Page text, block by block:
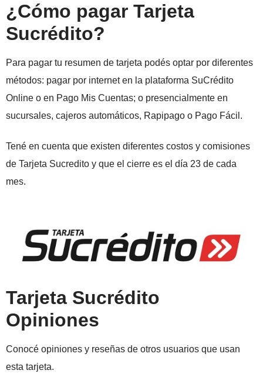
¿Cómo pagar Tarjeta
Sucrédito?
Para pagar tu resumen de tarjeta podés optar por diferentes
métodos: pagar por internet en la plataforma SuCrédito
Online o en Pago Mis Cuentas; o presencialmente en
sucursales, cajeros automáticos, Rapipago o Pago Fácil.
Tené en cuenta que existen diferentes costos y comisiones
de Tarjeta Sucredito y que el cierre es el día 23 de cada
mes.
Tarjeta Sucrédito
Opiniones
Conocé opiniones y reseñas de otros usuarios que usan
esta tarjeta.